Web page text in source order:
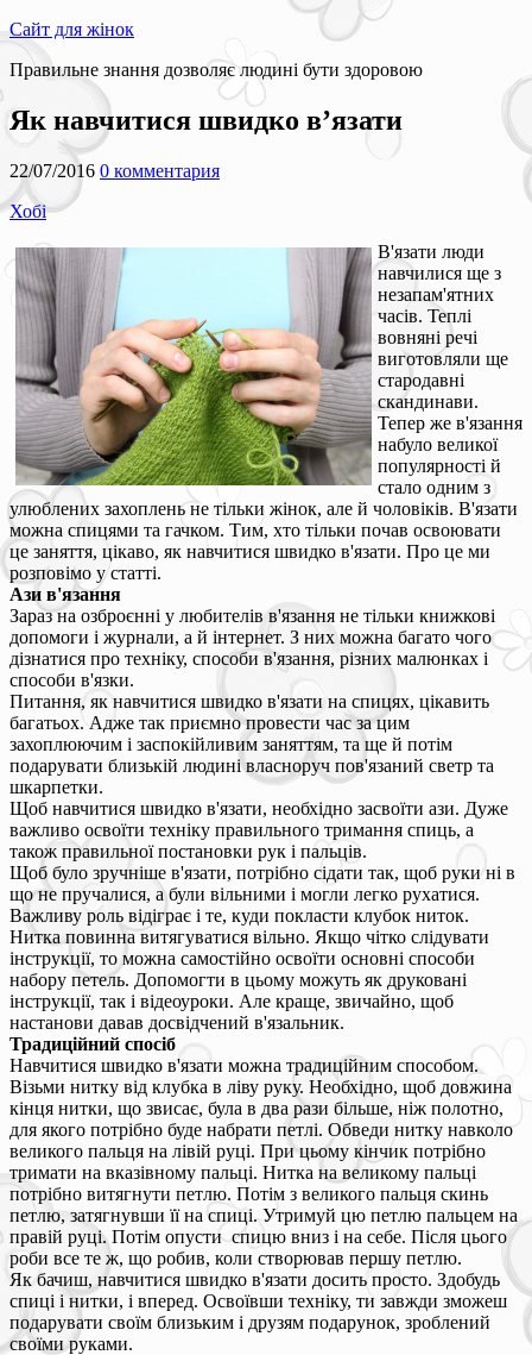
Сайт для жінок
Правильне знання дозволяє людині бути здоровою
Як навчитися швидко в’язати
22/07/2016 0 комментария
Хобі
В'язати люди
навчилися ще з
незапам'ятних
часів. Теплі
вовняні речі
виготовляли ще
стародавні
скандинави.
Тепер же в'язання
набуло великої
популярності й
стало одним з
улюблених захоплень не тільки жінок, але й чоловіків. В'язати
можна спицями та гачком. Тим, хто тільки почав освоювати
це заняття, цікаво, як навчитися швидко в'язати. Про це ми
розповімо у статті.
Ази в'язання
Зараз на озброєнні у любителів в'язання не тільки книжкові
допомоги і журнали, а й інтернет. З них можна багато чого
дізнатися про техніку, способи в'язання, різних малюнках і
способи в'язки.
Питання, як навчитися швидко в'язати на спицях, цікавить
багатьох. Адже так приємно провести час за цим
захоплюючим і заспокійливим заняттям, та ще й потім
подарувати близькій людині власноруч пов'язаний светр та
шкарпетки.
Щоб навчитися швидко в'язати, необхідно засвоїти ази. Дуже
важливо освоїти техніку правильного тримання спиць, а
також правильної постановки рук і пальців.
Щоб було зручніше в'язати, потрібно сідати так, щоб руки ні в
що не пручалися, а були вільними і могли легко рухатися.
Важливу роль відіграє і те, куди покласти клубок ниток.
Нитка повинна витягуватися вільно. Якщо чітко слідувати
інструкції, то можна самостійно освоїти основні способи
набору петель. Допомогти в цьому можуть як друковані
інструкції, так і відеоуроки. Але краще, звичайно, щоб
настанови давав досвідчений в'язальник.
Традиційний спосіб
Навчитися швидко в'язати можна традиційним способом.
Візьми нитку від клубка в ліву руку. Необхідно, щоб довжина
кінця нитки, що звисає, була в два рази більше, ніж полотно,
для якого потрібно буде набрати петлі. Обведи нитку навколо
великого пальця на лівій руці. При цьому кінчик потрібно
тримати на вказівному пальці. Нитка на великому пальці
потрібно витягнути петлю. Потім з великого пальця скинь
петлю, затягнувши її на спиці. Утримуй цю петлю пальцем на
правій руці. Потім опусти спицю вниз і на себе. Після цього
роби все те ж, що робив, коли створював першу петлю.
Як бачиш, навчитися швидко в'язати досить просто. Здобудь
спиці і нитки, і вперед. Освоївши техніку, ти завжди зможеш
подарувати своїм близьким і друзям подарунок, зроблений
своїми руками.